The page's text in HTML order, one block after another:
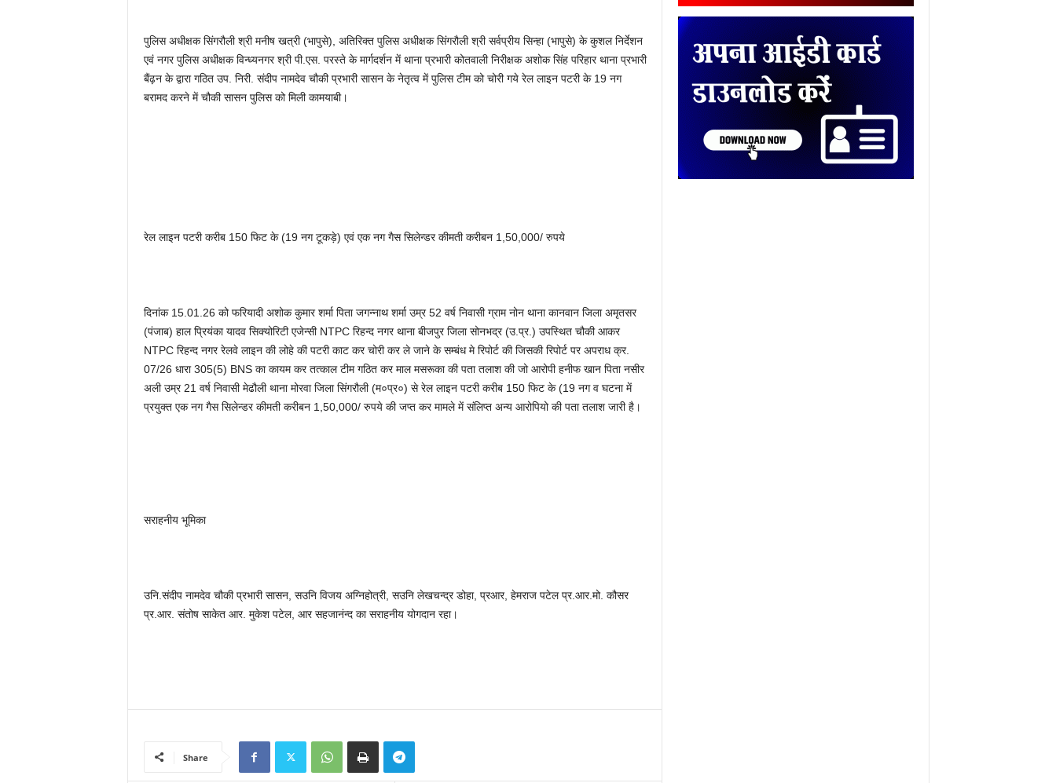
पुलिस अधीक्षक सिंगरौली श्री मनीष खत्री (भापुसे), अतिरिक्त पुलिस अधीक्षक सिंगरौली श्री सर्वप्रीय सिन्हा (भापुसे) के कुशल निर्देशन
एवं नगर पुलिस अधीक्षक विन्ध्यनगर श्री पी.एस. परस्ते के मार्गदर्शन में थाना प्रभारी कोतवाली निरीक्षक अशोक सिंह परिहार थाना प्रभारी
बैंढ़न के द्वारा गठित उप. निरी. संदीप नामदेव चौकी प्रभारी सासन के नेतृत्व में पुलिस टीम को चोरी गये रेल लाइन पटरी के 19 नग
बरामद करने में चौकी सासन पुलिस को मिली कामयाबी।
रेल लाइन पटरी करीब 150 फिट के (19 नग टूकड़े) एवं एक नग गैस सिलेन्डर कीमती करीबन 1,50,000/ रुपये
दिनांक 15.01.26 को फरियादी अशोक कुमार शर्मा पिता जगन्नाथ शर्मा उम्र 52 वर्ष निवासी ग्राम नोन थाना कानवान जिला अमृतसर
(पंजाब) हाल प्रियंका यादव सिक्योरिटी एजेन्सी NTPC रिहन्द नगर थाना बीजपुर जिला सोनभद्र (उ.प्र.) उपस्थित चौकी आकर
NTPC रिहन्द नगर रेलवे लाइन की लोहे की पटरी काट कर चोरी कर ले जाने के सम्बंध मे रिपोर्ट की जिसकी रिपोर्ट पर अपराध क्र.
07/26 धारा 305(5) BNS का कायम कर तत्काल टीम गठित कर माल मसरूका की पता तलाश की जो आरोपी हनीफ खान पिता नसीर
अली उम्र 21 वर्ष निवासी मेढौली थाना मोरवा जिला सिंगरौली (म०प्र०) से रेल लाइन पटरी करीब 150 फिट के (19 नग व घटना में
प्रयुक्त एक नग गैस सिलेन्डर कीमती करीबन 1,50,000/ रुपये की जप्त कर मामले में संलिप्त अन्य आरोपियो की पता तलाश जारी है।
सराहनीय भूमिका
उनि.संदीप नामदेव चौकी प्रभारी सासन, सउनि विजय अग्निहोत्री, सउनि लेखचन्द्र डोहा, प्रआर, हेमराज पटेल प्र.आर.मो. कौसर
प्र.आर. संतोष साकेत आर. मुकेश पटेल, आर सहजानंन्द का सराहनीय योगदान रहा।
Share